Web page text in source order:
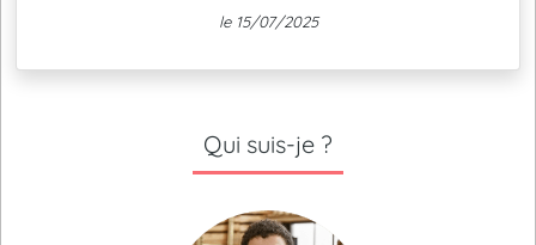
le 15/07/2025
Qui suis-je ?